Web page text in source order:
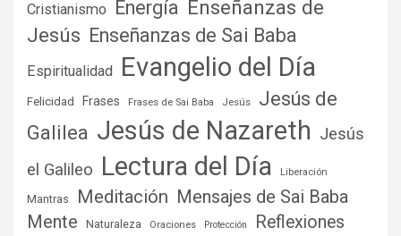
Cristianismo Energía Enseñanzas de
Jesús Enseñanzas de Sai Baba
Espiritualidad Evangelio del Día
Felicidad Frases Frases de Sai Baba Jesús
Jesús de
Galilea Jesús de Nazareth Jesús
el Galileo Lectura del Día Liberación
Mantras Meditación Mensajes de Sai Baba
Mente
Naturaleza Oraciones Protección Reflexiones